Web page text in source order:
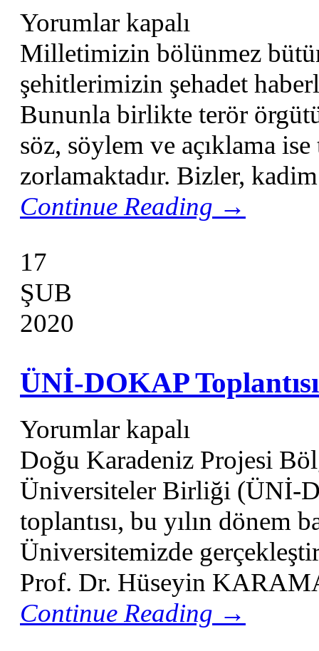
Yorumlar kapalı
Milletimizin bölünmez
şehitlerimizin şehadet
Bununla birlikte terör
söz, söylem ve açıklama ise
zorlamaktadır. Bizler,
Continue Reading →
17
ŞUB
2020
ÜNİ-DOKAP
Yorumlar kapalı
Doğu Karadeniz Projesi
Üniversiteler Birliği (ÜNİ-
toplantısı, bu yılın dönem
Üniversitemizde
Prof. Dr. Hüseyin
Continue Reading →